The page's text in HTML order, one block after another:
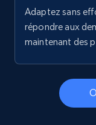
URL, Domain,
Sku, Product
and more.
2.1K+
Adaptez sans
répondre aux
maintenant des